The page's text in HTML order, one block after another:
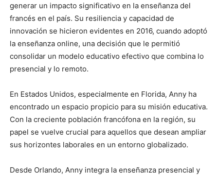
generar un impacto significativo en la enseñanza del
francés en el país. Su resiliencia y capacidad de
innovación se hicieron evidentes en 2016, cuando adoptó
la enseñanza online, una decisión que le permitió
consolidar un modelo educativo efectivo que combina lo
presencial y lo remoto.
En Estados Unidos, especialmente en Florida, Anny ha
encontrado un espacio propicio para su misión educativa.
Con la creciente población francófona en la región, su
papel se vuelve crucial para aquellos que desean ampliar
sus horizontes laborales en un entorno globalizado.
Desde Orlando, Anny integra la enseñanza presencial y